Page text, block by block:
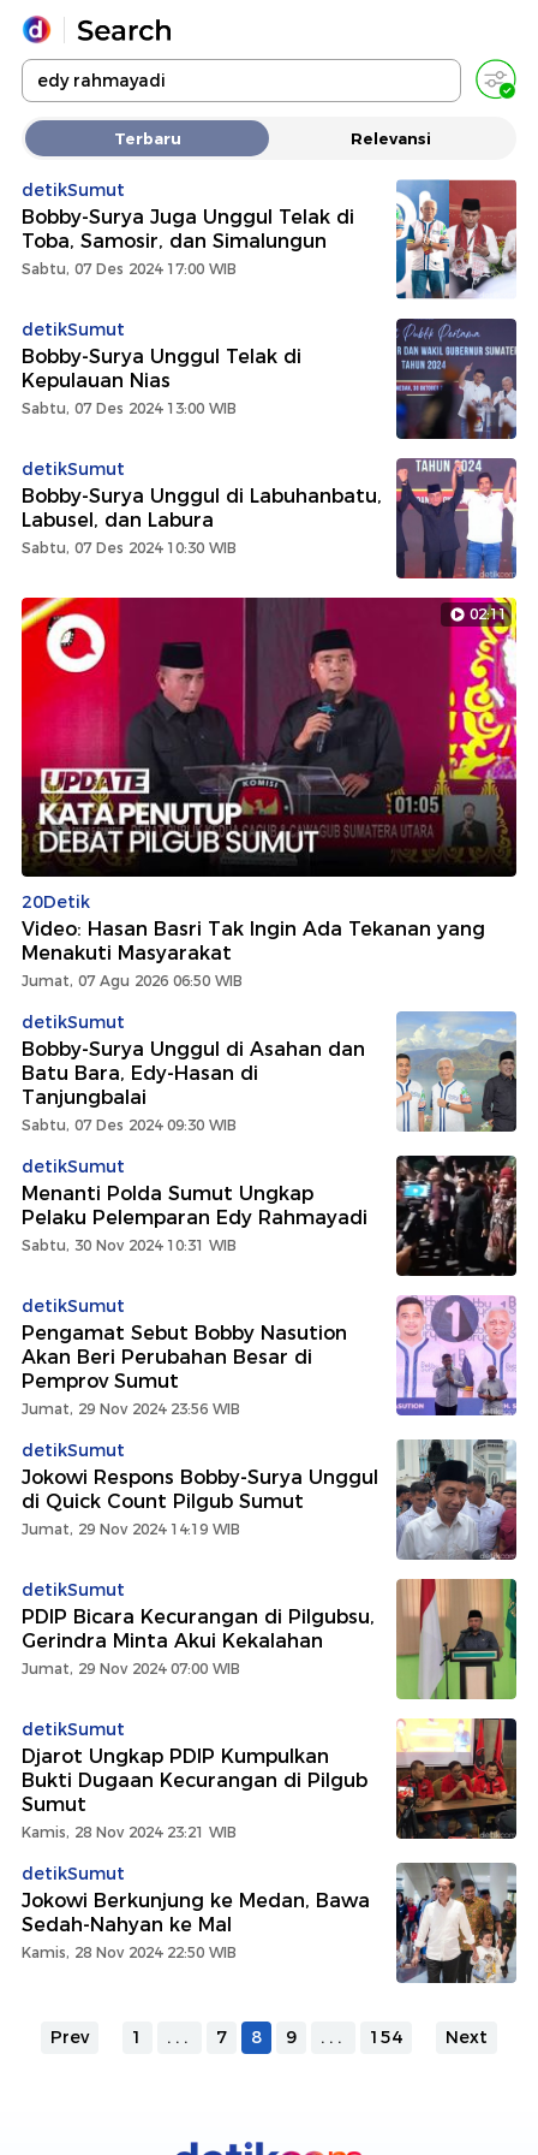
Yang sedang ramai dicari
Loading...
Promoted
Terbaru Relevansi
detikSumut
Bobby-Surya Juga Unggul Telak di
Toba, Samosir, dan Simalungun
Sabtu, 07 Des 2024 17:00 WIB
detikSumut
Bobby-Surya Unggul Telak di
Kepulauan Nias
Sabtu, 07 Des 2024 13:00 WIB
detikSumut
Bobby-Surya Unggul di Labuhanbatu,
Labusel, dan Labura
Sabtu, 07 Des 2024 10:30 WIB
02:11
20Detik
Video: Hasan Basri Tak Ingin Ada Tekanan yang
Menakuti Masyarakat
Jumat, 07 Agu 2026 06:50 WIB
detikSumut
Bobby-Surya Unggul di Asahan dan
Batu Bara, Edy-Hasan di
Tanjungbalai
Sabtu, 07 Des 2024 09:30 WIB
detikSumut
Menanti Polda Sumut Ungkap
Pelaku Pelemparan Edy Rahmayadi
Sabtu, 30 Nov 2024 10:31 WIB
detikSumut
Pengamat Sebut Bobby Nasution
Akan Beri Perubahan Besar di
Pemprov Sumut
Jumat, 29 Nov 2024 23:56 WIB
detikSumut
Jokowi Respons Bobby-Surya Unggul
di Quick Count Pilgub Sumut
Jumat, 29 Nov 2024 14:19 WIB
detikSumut
PDIP Bicara Kecurangan di Pilgubsu,
Gerindra Minta Akui Kekalahan
Jumat, 29 Nov 2024 07:00 WIB
detikSumut
Djarot Ungkap PDIP Kumpulkan
Bukti Dugaan Kecurangan di Pilgub
Sumut
Kamis, 28 Nov 2024 23:21 WIB
detikSumut
Jokowi Berkunjung ke Medan, Bawa
Sedah-Nahyan ke Mal
Kamis, 28 Nov 2024 22:50 WIB
Prev 1 ... 7 8 9 ... 154 Next